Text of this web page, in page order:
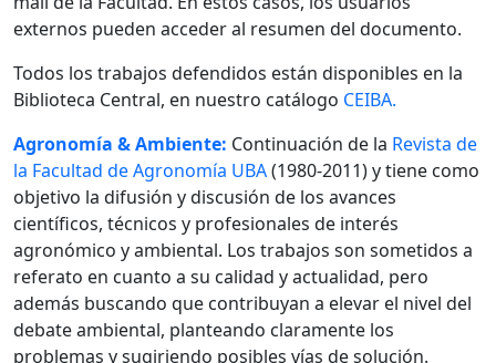
externos pueden acceder al resumen del documento.
Todos los trabajos defendidos están disponibles en la
Biblioteca Central, en nuestro catálogo CEIBA.
Agronomía & Ambiente: Continuación de la Revista de
la Facultad de Agronomía UBA(1980-2011) y tiene como
objetivo la difusión y discusión de los avances
científicos, técnicos y profesionales de interés
agronómico y ambiental. Los trabajos son sometidos a
referato en cuanto a su calidad y actualidad, pero
además buscando que contribuyan a elevar el nivel del
debate ambiental, planteando claramente los
problemas y sugiriendo posibles vías de solución.